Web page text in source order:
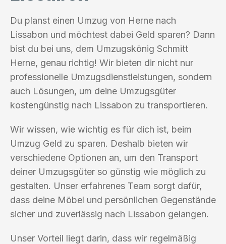
Du planst einen Umzug von Herne nach
Lissabon und möchtest dabei Geld sparen? Dann
bist du bei uns, dem Umzugskönig Schmitt
Herne, genau richtig! Wir bieten dir nicht nur
professionelle Umzugsdienstleistungen, sondern
auch Lösungen, um deine Umzugsgüter
kostengünstig nach Lissabon zu transportieren.
Wir wissen, wie wichtig es für dich ist, beim
Umzug Geld zu sparen. Deshalb bieten wir
verschiedene Optionen an, um den Transport
deiner Umzugsgüter so günstig wie möglich zu
gestalten. Unser erfahrenes Team sorgt dafür,
dass deine Möbel und persönlichen Gegenstände
sicher und zuverlässig nach Lissabon gelangen.
Unser Vorteil liegt darin, dass wir regelmäßig